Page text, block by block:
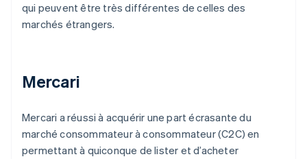
qui peuvent être très différentes de celles des
marchés étrangers.
Mercari
Mercari a réussi à acquérir une part écrasante du
marché consommateur à consommateur (C2C) en
permettant à quiconque de lister et d’acheter